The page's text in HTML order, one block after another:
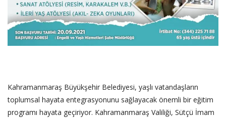
Kahramanmaraş Büyükşehir Belediyesi, yaşlı vatandaşların
toplumsal hayata entegrasyonunu sağlayacak önemli bir eğitim
programı hayata geçiriyor. Kahramanmaraş Valiliği, Sütçü İmam